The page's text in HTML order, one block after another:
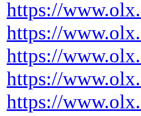
https://
https://
https://
https://
https://